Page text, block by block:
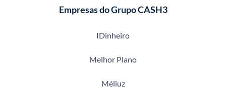
Empresas do Grupo CASH3
IDinheiro
Melhor Plano
Méliuz